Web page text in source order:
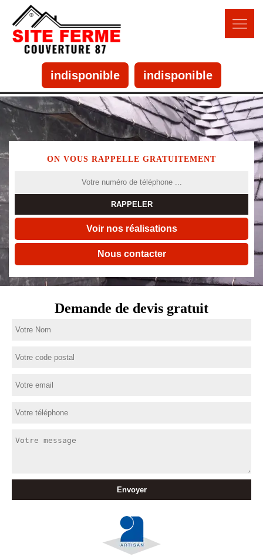
indisponible indisponible
ON VOUS RAPPELLE GRATUITEMENT
Voir nos réalisations
Nous contacter
Demande de devis gratuit